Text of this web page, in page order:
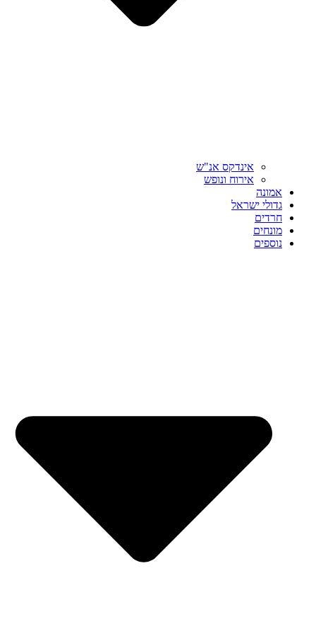
אינדקס אנ"ש
אירוח ונופש
אמונה
גדולי ישראל
חרדים
מונחים
נוספים